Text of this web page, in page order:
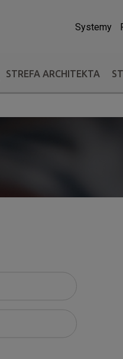
Systemy
STREFA ARCHITEKTA